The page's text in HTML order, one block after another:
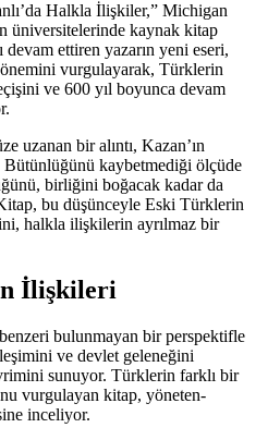
Halkla İlişkiler,” Michigan
üniversitelerinde kaynak kitap
ettiren yazarın yeni eseri,
vurgulayarak, Türklerin
ve 600 yıl boyunca devam
uzanan bir alıntı, Kazan’ın
Bütünlüğünü kaybetmediği ölçüde
birliğini boğacak kadar da
bu düşünceyle Eski Türklerin
halkla ilişkilerin ayrılmaz bir
İlişkileri
bulunmayan bir perspektifle
ve devlet geleneğini
sunuyor. Türklerin farklı bir
vurgulayan kitap, yöneten-
inceliyor.